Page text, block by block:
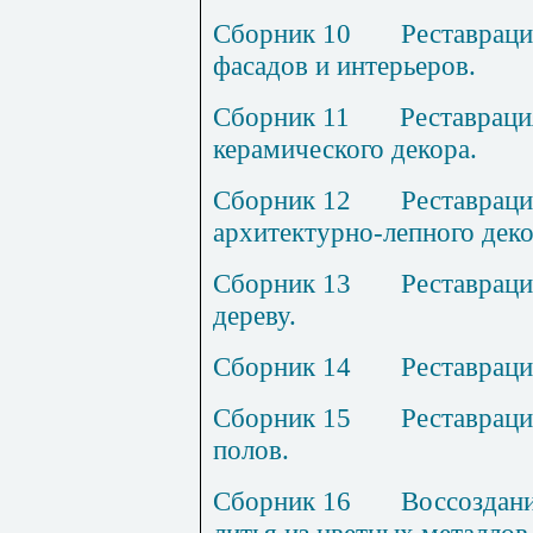
Сборник 10
фасадов и интерьеров.
Сборник 11
керамического декора.
Сборник 12
архитектурно-лепного
Сборник 13
дереву.
Сборник 14
Сборник 15
полов.
Сборник 16